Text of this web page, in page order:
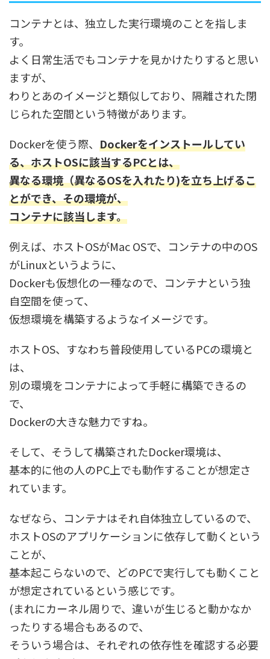
コンテナとは、独立した実行環境のことを指しま
す。
よく日常生活でもコンテナを見かけたりすると思い
ますが、
わりとあのイメージと類似しており、隔離された閉
じられた空間という特徴があります。
Dockerを使う際、 Dockerをインストールしてい
る、ホストOSに該当するPCとは、
異なる環境（異なるOSを入れたり)を立ち上げるこ
とができ、その環境が、
コンテナに該当します。
例えば、ホストOSがMac OSで、コンテナの中のOS
がLinuxというように、
Dockerも仮想化の一種なので、コンテナという独
自空間を使って、
仮想環境を構築するようなイメージです。
ホストOS、すなわち普段使用しているPCの環境と
は、
別の環境をコンテナによって手軽に構築できるの
で、
Dockerの大きな魅力ですね。
そして、そうして構築されたDocker環境は、
基本的に他の人のPC上でも動作することが想定さ
れています。
なぜなら、コンテナはそれ自体独立しているので、
ホストOSのアプリケーションに依存して動くという
ことが、
基本起こらないので、どのPCで実行しても動くこと
が想定されているという感じです。
(まれにカーネル周りで、違いが生じると動かなか
ったりする場合もあるので、
そういう場合は、それぞれの依存性を確認する必要